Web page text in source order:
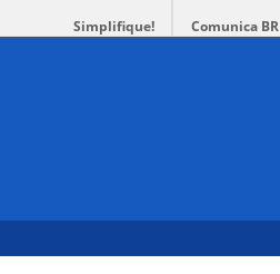
Simplifique! Comunica BR